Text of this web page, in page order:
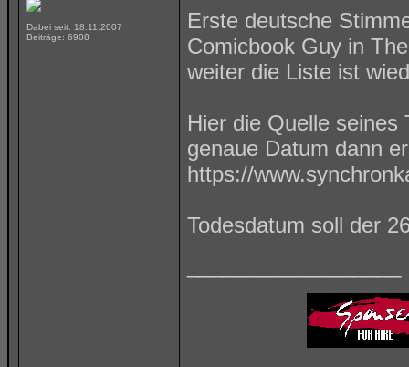
Dabei seit: 18.11.2007
Beiträge: 6908
Erste deutsche
Comicbook Guy in
weiter die Liste ist
Hier die Quelle seines
genaue Datum dann
https://
Todesdatum soll der